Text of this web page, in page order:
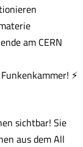
am CERN
⚡
sichtbar! Sie
aus dem All